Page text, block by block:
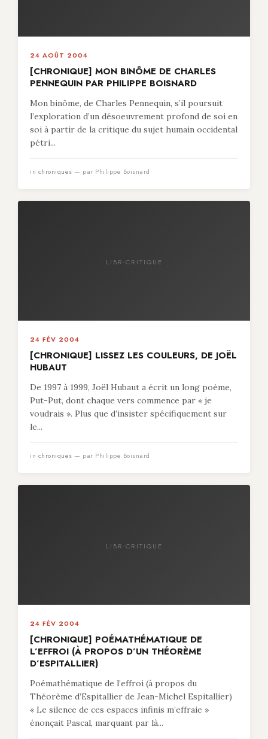
24 AOÛT 2004
[CHRONIQUE] MON BINÔME DE CHARLES
PENNEQUIN PAR PHILIPPE BOISNARD
Mon binôme, de Charles Pennequin, s’il poursuit
l’exploration d’un désoeuvrement profond de soi en
soi à partir de la critique du sujet humain occidental
pétri...
in chroniques — par Philippe Boisnard
LIBR-CRITIQUE
24 FÉV 2004
[CHRONIQUE] LISSEZ LES COULEURS, DE JOËL
HUBAUT
De 1997 à 1999, Joël Hubaut a écrit un long poème,
Put-Put, dont chaque vers commence par « je
voudrais ». Plus que d’insister spécifiquement sur
le...
in chroniques — par Philippe Boisnard
LIBR-CRITIQUE
24 FÉV 2004
[CHRONIQUE] POÉMATHÉMATIQUE DE
L’EFFROI (À PROPOS D’UN THÉORÈME
D’ESPITALLIER)
Poémathématique de l’effroi (à propos du
Théorème d’Espitallier de Jean-Michel Espitallier)
« Le silence de ces espaces infinis m’effraie »
énonçait Pascal, marquant par là...